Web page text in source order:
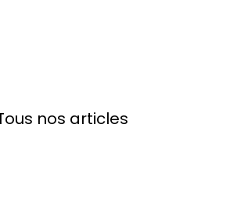
nos articles